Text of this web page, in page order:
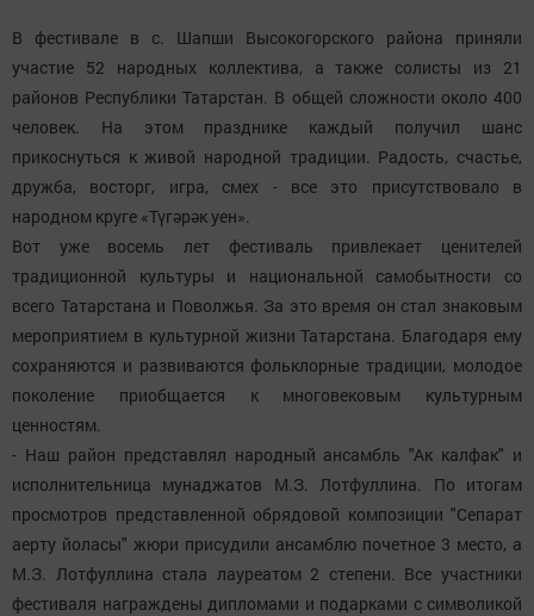
В фестивале в с. Шапши Высокогорского района приняли
участие 52 народных коллектива, а также солисты из 21
районов Республики Татарстан. В общей сложности около 400
человек. На этом празднике каждый получил шанс
прикоснуться к живой народной традиции. Радость, счастье,
дружба, восторг, игра, смех - все это присутствовало в
народном круге «Түгәрәк уен».
Вот уже восемь лет фестиваль привлекает ценителей
традиционной культуры и национальной самобытности со
всего Татарстана и Поволжья. За это время он стал знаковым
мероприятием в культурной жизни Татарстана. Благодаря ему
сохраняются и развиваются фольклорные традиции, молодое
поколение приобщается к многовековым культурным
ценностям.
- Наш район представлял народный ансамбль "Ак калфак" и
исполнительница мунаджатов М.З. Лотфуллина. По итогам
просмотров представленной обрядовой композиции "Сепарат
аерту йоласы" жюри присудили ансамблю почетное 3 место, а
М.З. Лотфуллина стала лауреатом 2 степени. Все участники
фестиваля награждены дипломами и подарками с символикой